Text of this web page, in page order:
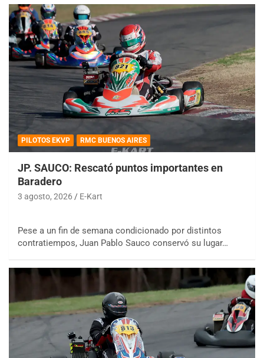
PILOTOS EKVP RMC BUENOS AIRES
JP. SAUCO: Rescató puntos importantes en
Baradero
3 agosto, 2026 E-Kart
Pese a un fin de semana condicionado por distintos
contratiempos, Juan Pablo Sauco conservó su lugar…